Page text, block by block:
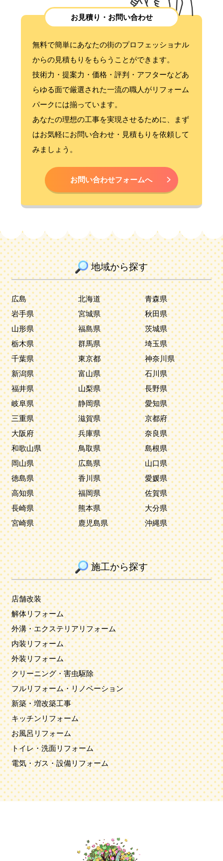
お見積り・お問い合わせ
無料で簡単にあなたの街のプロフェッショナル
からの見積もりをもらうことができます。
技術力・提案力・価格・評判・アフターなどあ
らゆる面で厳選された一流の職人がリフォーム
パークには揃っています。
あなたの理想の工事を実現させるために、まず
はお気軽にお問い合わせ・見積もりを依頼して
みましょう。
お問い合わせフォームへ
地域から探す
広島 北海道
青森県
岩手県
宮城県
秋田県
山形県
福島県
茨城県
栃木県
群馬県
埼玉県
千葉県
東京都
神奈川県
新潟県
富山県
石川県
福井県
山梨県
長野県
岐阜県
静岡県
愛知県
三重県
滋賀県
京都府
大阪府
兵庫県
奈良県
和歌山県
鳥取県
島根県
岡山県
広島県
山口県
徳島県
香川県
愛媛県
高知県
福岡県
佐賀県
長崎県
熊本県
大分県
宮崎県
鹿児島県 沖縄県
施工から探す
店舗改装
解体リフォーム
外溝・エクステリアリフォーム
内装リフォーム
外装リフォーム
クリーニング・害虫駆除
フルリフォーム・リノベーション
新築・増改築工事
キッチンリフォーム
お風呂リフォーム
トイレ・洗面リフォーム
電気・ガス・設備リフォーム